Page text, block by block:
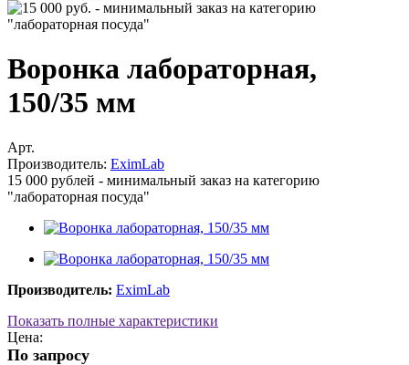
Воронка лабораторная,
150/35 мм
Арт.
Производитель: EximLab
15 000 рублей - минимальный заказ на категорию
"лабораторная посуда"
Производитель: EximLab
Показать полные характеристики
Цена:
По запросу